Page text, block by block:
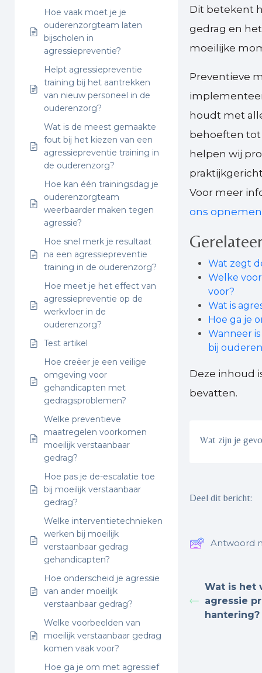
Hoe vaak moet je je
ouderenzorgteam laten
bijscholen in
agressiepreventie?
Helpt agressiepreventie
training bij het aantrekken
van nieuw personeel in de
ouderenzorg?
Wat is de meest gemaakte
fout bij het kiezen van een
agressiepreventie training in
de ouderenzorg?
Hoe kan één trainingsdag je
ouderenzorgteam
weerbaarder maken tegen
agressie?
Hoe snel merk je resultaat
na een agressiepreventie
training in de ouderenzorg?
Hoe meet je het effect van
agressiepreventie op de
werkvloer in de
ouderenzorg?
Test artikel
Hoe creëer je een veilige
omgeving voor
gehandicapten met
gedragsproblemen?
Welke preventieve
maatregelen voorkomen
moeilijk verstaanbaar
gedrag?
Hoe pas je de-escalatie toe
bij moeilijk verstaanbaar
gedrag?
Welke interventietechnieken
werken bij moeilijk
verstaanbaar gedrag
gehandicapten?
Hoe onderscheid je agressie
van ander moeilijk
verstaanbaar gedrag?
Welke voorbeelden van
moeilijk verstaanbaar gedrag
komen vaak voor?
Hoe ga je om met agressief
Dit betekent
gedrag en
moeilijke
Preventieve
houdt met
behoeften
helpen wij
Voor meer
ons opnemen
Wat zegt
Welke
voor?
Wat is
Hoe ga je
Wanneer
bij
Deze inhoud
bevatten.
Wat zijn je
Deel dit bericht:
Antwoord
Wat is het
agressie
hantering?